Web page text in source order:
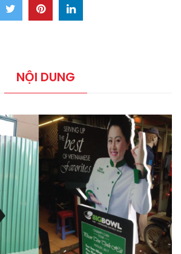
NỘI DUNG